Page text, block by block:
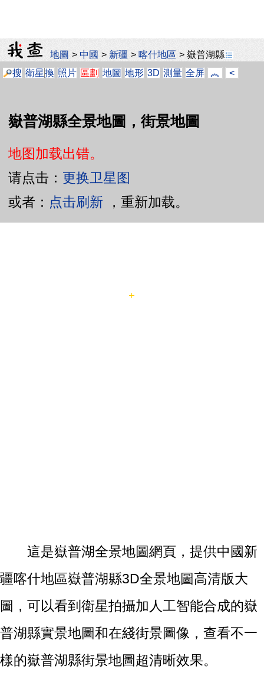
地圖 >中國 > 新疆 >喀什地區 >嶽普湖縣
搜 衛星換 照片 區劃 地圖 地形 3D 測量 全屏 ︽ <
嶽普湖縣全景地圖，街景地圖
地图加载出错。
请点击： 更换卫星图
或者： 点击刷新 ，重新加载。
這是嶽普湖全景地圖網頁，提供中國新
疆喀什地區嶽普湖縣3D全景地圖高清版大
圖，可以看到衛星拍攝加人工智能合成的嶽
普湖縣實景地圖和在綫街景圖像，查看不一
樣的嶽普湖縣街景地圖超清晰效果。